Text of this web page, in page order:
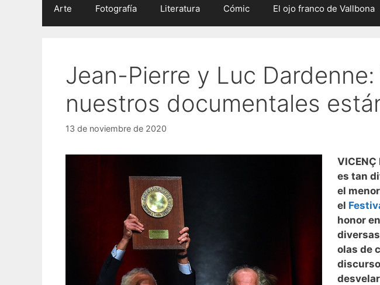
Arte Fotografía Literatura Cómic El ojo franco de Vallbona
Jean-Pierre y Luc
nuestros documentales
13 de noviembre de 2020
es tan
el
el
honor
olas de